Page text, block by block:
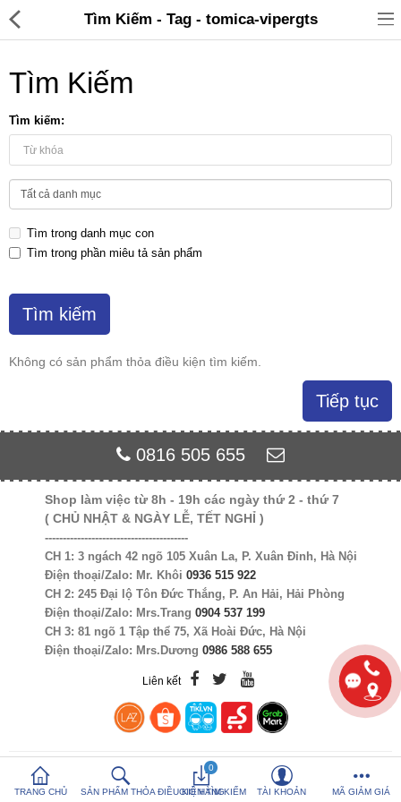
Điện gia dụng
Đồ tiện ích
Sản phẩm khác
Hotline: 0816 505 655
Tải App SanHangRe nhận Quà
TRANG CHỦ SẢN PHẨM THỎA ĐIỀU KIỆN TÌM KIẾM
0
GIỎ HÀNG TÀI KHOẢN MÃ GIẢM GIÁ
Tìm Kiếm - Tag - tomica-vipergts
Tìm Kiếm
Tìm kiếm:
Tìm trong danh mục con
Tìm trong phần miêu tả sản phẩm
Không có sản phẩm thỏa điều kiện tìm kiếm.
Tiếp tục
0816 505 655
Shop làm việc từ 8h - 19h các ngày thứ 2 - thứ 7
( CHỦ NHẬT & NGÀY LỄ, TẾT NGHỈ )
----------------------------------------
CH 1: 3 ngách 42 ngõ 105 Xuân La, P. Xuân Đỉnh, Hà Nội
Điện thoại/Zalo: Mr. Khôi 0936 515 922
CH 2: 245 Đại lộ Tôn Đức Thắng, P. An Hải, Hải Phòng
Điện thoại/Zalo: Mrs.Trang 0904 537 199
CH 3: 81 ngõ 1 Tập thể 75, Xã Hoài Đức, Hà Nội
Điện thoại/Zalo: Mrs.Dương 0986 588 655
Liên kết